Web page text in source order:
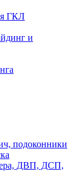
ГКЛ
и
подоконники
ДВП, ДСП,